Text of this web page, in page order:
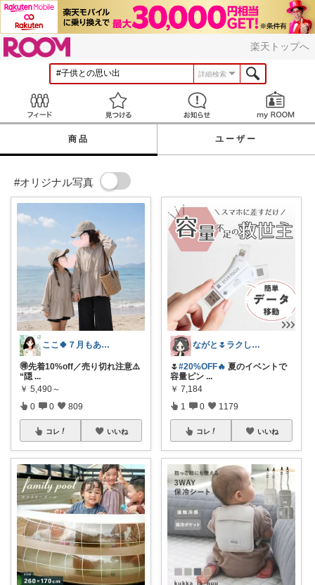
楽天トップへ
詳細検索
見つける お知らせ
商品 ユーザー
#オリジナル写真
ここ🍀７月もありがとう🍀
🉐先着10%off／売り切れ注意⚠️
“隠 ...
￥ 5,490～
0 0 809
コレ いいね
ながと🌷ラクしてときめく暮らし
🌷#20%OFF🔥 夏のイベントで
容量ピン ...
￥ 7,184
1 0 1179
コレ いいね